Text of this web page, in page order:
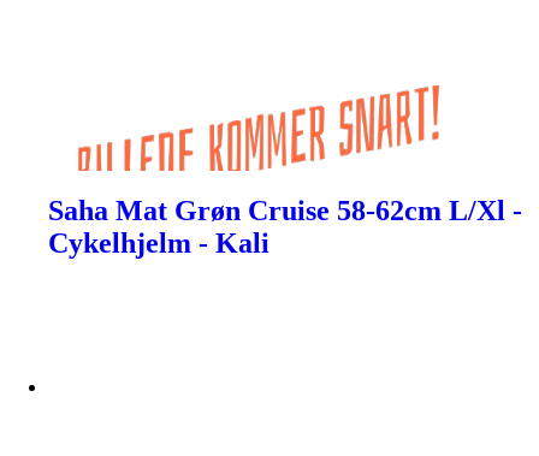
Saha Mat Grøn Cruise 58-62cm L/Xl -
Cykelhjelm - Kali